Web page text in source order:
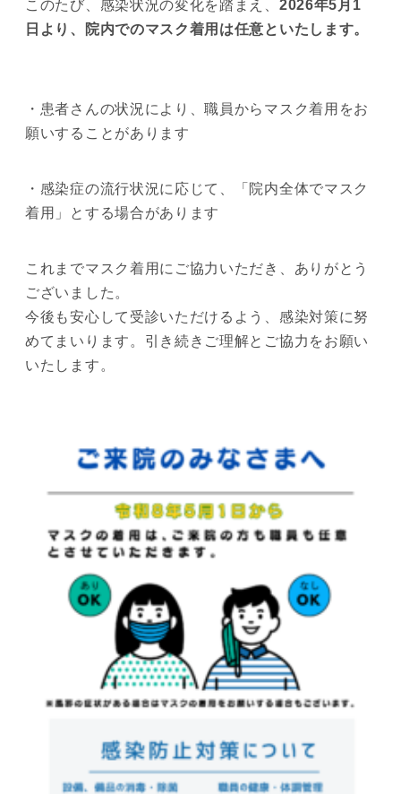
このたび、感染状況の変化を踏まえ、 2026年5月1
日より、院内でのマスク着用は任意といたします。
・患者さんの状況により、職員からマスク着用をお
願いすることがあります
・感染症の流行状況に応じて、「院内全体でマスク
着用」とする場合があります
これまでマスク着用にご協力いただき、ありがとう
ございました。
今後も安心して受診いただけるよう、感染対策に努
めてまいります。引き続きご理解とご協力をお願い
いたします。